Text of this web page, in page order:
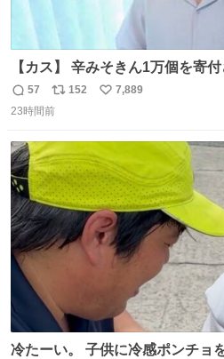
【カス】 辛みそきん1万個
返
信
57
リ
ポ
ト
数
152
い
数
7,889
23時間前
冷たーい。 子供に冷感ポンチョ